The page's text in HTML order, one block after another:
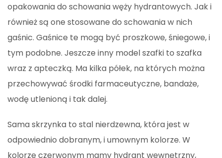
opakowania do schowania węży hydrantowych. Jak i
również są one stosowane do schowania w nich
gaśnic. Gaśnice te mogą być proszkowe, śniegowe, i
tym podobne. Jeszcze inny model szafki to szafka
wraz z apteczką. Ma kilka półek, na których można
przechowywać środki farmaceutyczne, bandaże,
wodę utlenioną i tak dalej.
Sama skrzynka to stal nierdzewna, która jest w
odpowiednio dobranym, i umownym kolorze. W
kolorze czerwonym mamy hydrant wewnętrzny,